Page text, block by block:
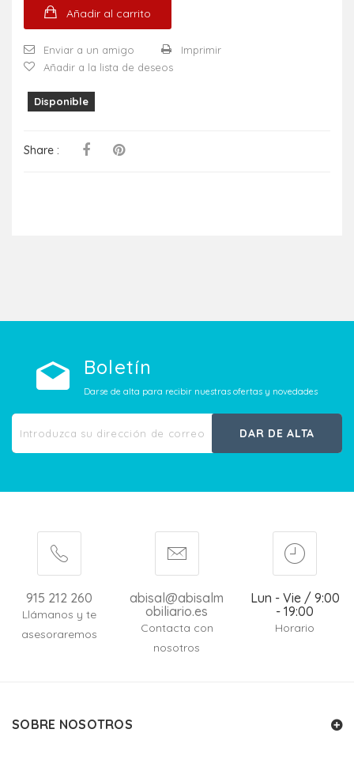
Añadir al carrito
Enviar a un amigo
Imprimir
Añadir a la lista de deseos
Disponible
Share :
Boletín
Darse de alta para recibir nuestras ofertas y novedades
DAR DE ALTA
915 212 260
Llámanos y te
asesoraremos
abisal@abisalm
obiliario.es
Contacta con
nosotros
Lun - Vie / 9:00
- 19:00
Horario
SOBRE NOSOTROS